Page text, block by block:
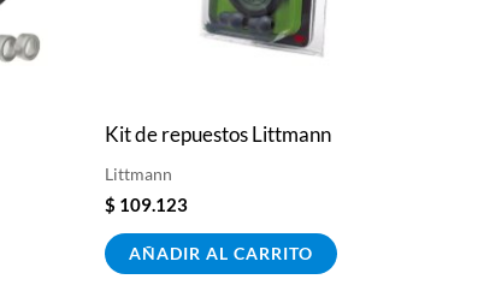
Kit de repuestos Littmann
Littmann
$ 109.123
AÑADIR AL CARRITO